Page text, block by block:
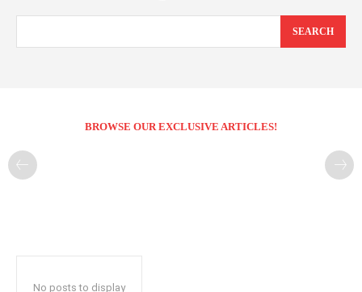
SEARCH
BROWSE OUR EXCLUSIVE ARTICLES!
No posts to display